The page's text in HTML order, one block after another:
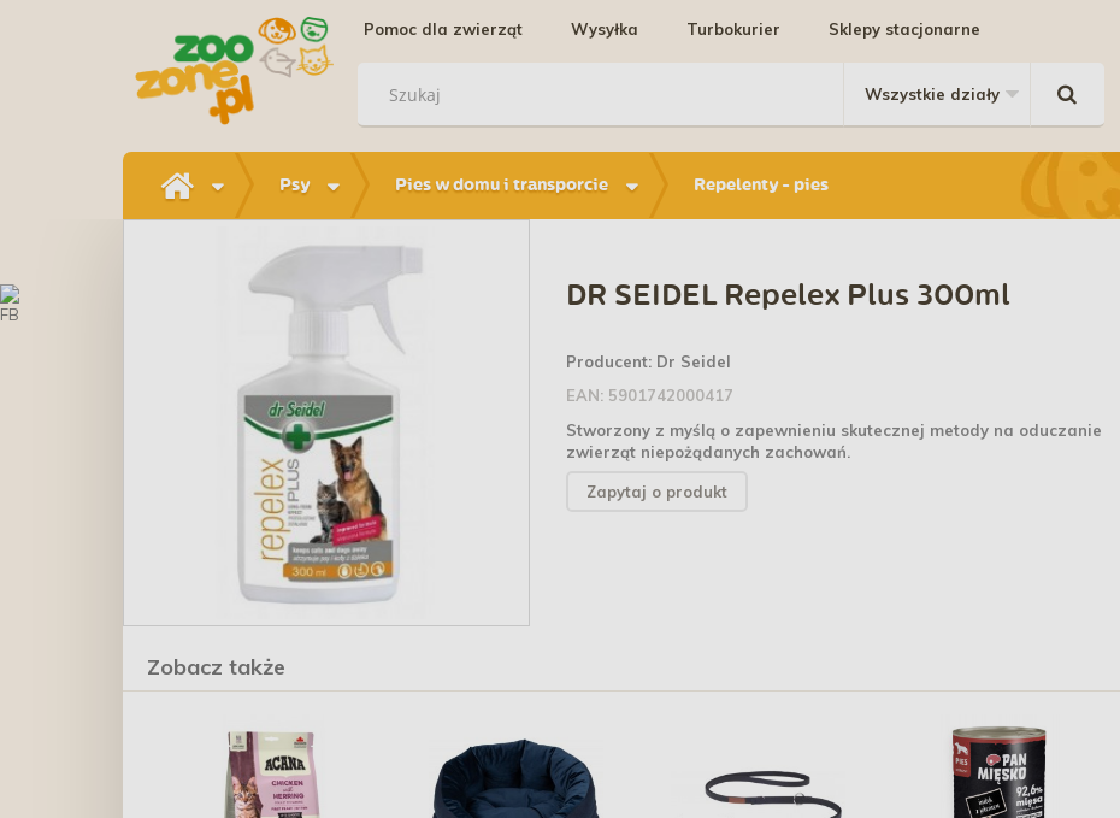
Pomoc dla zwierząt Wysyłka Turbokurier Sklepy stacjonarne
Psy Pies w domu i transporcie Repelenty - pies
DR SEIDEL Repelex Plus 300ml
Producent: Dr Seidel
EAN: 5901742000417
Stworzony z myślą o zapewnieniu skutecznej metody na oduczanie
zwierząt niepożądanych zachowań.
Zapytaj o produkt
Zobacz także